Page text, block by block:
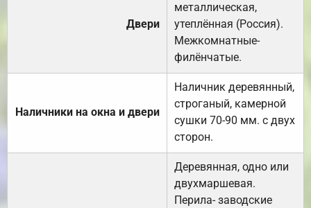
Двери
металлическая,
утеплённая (Россия).
Межкомнатные-
филёнчатые.
Наличники на окна и двери
Наличник деревянный,
строганый, камерной
сушки 70-90 мм. с двух
сторон.
Деревянная, одно или
двухмаршевая.
Перила- заводские